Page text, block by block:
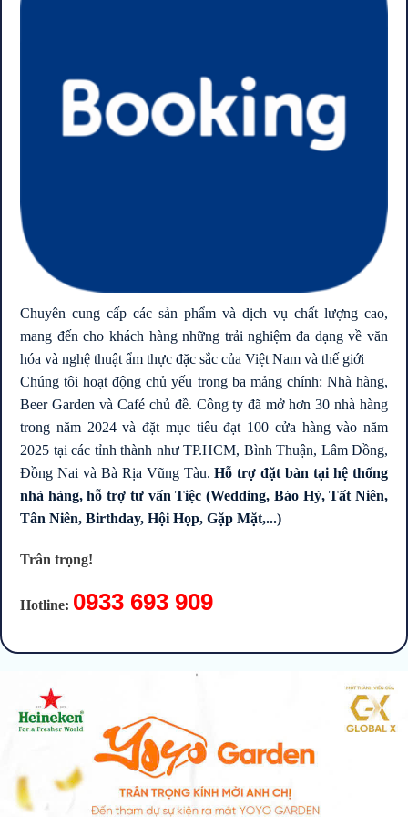
Chuyên cung cấp các sản phẩm và dịch vụ chất lượng cao,
mang đến cho khách hàng những trải nghiệm đa dạng về văn
hóa và nghệ thuật ẩm thực đặc sắc của Việt Nam và thế giới
Chúng tôi hoạt động chủ yếu trong ba mảng chính: Nhà hàng,
Beer Garden và Café chủ đề. Công ty đã mở hơn 30 nhà hàng
trong năm 2024 và đặt mục tiêu đạt 100 cửa hàng vào năm
2025 tại các tỉnh thành như TP.HCM, Bình Thuận, Lâm Đồng,
Đồng Nai và Bà Rịa Vũng Tàu.Hỗ trợ đặt bàn tại hệ thống
nhà hàng, hỗ trợ tư vấn Tiệc (Wedding, Báo Hỷ, Tất Niên,
Tân Niên, Birthday, Hội Họp, Gặp Mặt,...)
Trân trọng!
Hotline: 0933 693 909